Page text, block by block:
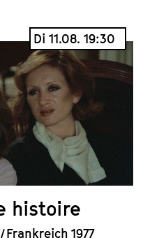
Di 11.08. 19:30
histoire
Frankreich 1977